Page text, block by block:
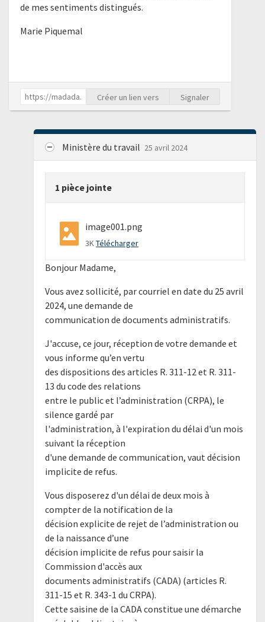
de mes sentiments distingués.
Marie Piquemal
Créer un lien vers Signaler
Ministère du travail 25 avril 2024
1 pièce jointe
image001.png
3KTélécharger
Bonjour Madame,
Vous avez sollicité, par courriel en date du 25 avril
2024, une demande de
communication de documents administratifs.
J'accuse, ce jour, réception de votre demande et
vous informe qu’en vertu
des dispositions des articles R. 311-12 et R. 311-
13 du code des relations
entre le public et l’administration (CRPA), le
silence gardé par
l'administration, à l'expiration du délai d'un mois
suivant la réception
d'une demande de communication, vaut décision
implicite de refus.
Vous disposerez d'un délai de deux mois à
compter de la notification de la
décision explicite de rejet de l’administration ou
de la naissance d’une
décision implicite de refus pour saisir la
Commission d'accès aux
documents administratifs (CADA) (articles R.
311-15 et R. 343-1 du CRPA).
Cette saisine de la CADA constitue une démarche